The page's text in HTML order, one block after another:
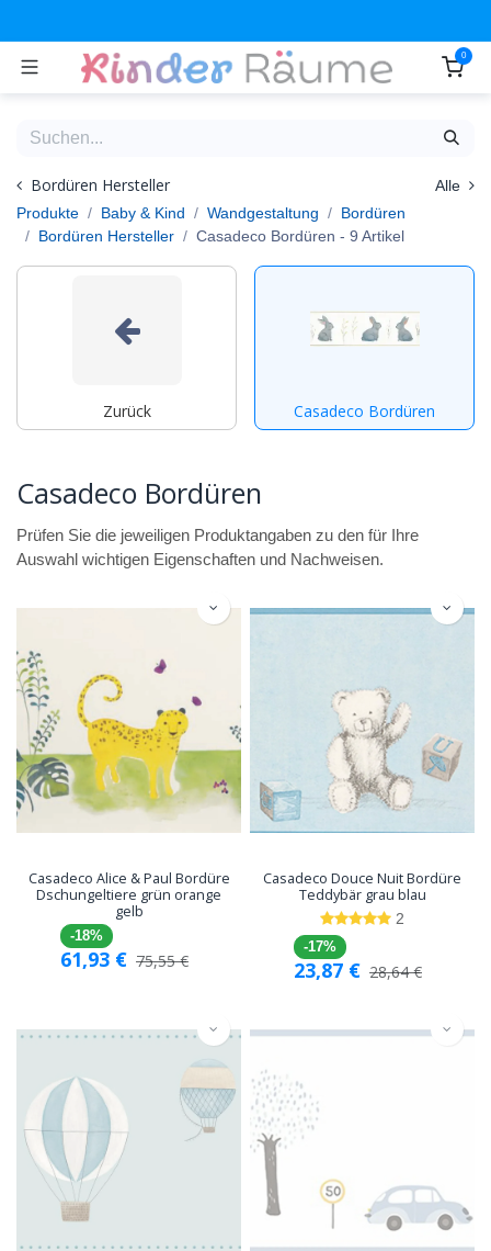
0
Bordüren Hersteller
Alle
Produkte
Baby & Kind Wandgestaltung
Bordüren
Bordüren Hersteller
Casadeco Bordüren - 9 Artikel
Zurück Casadeco Bordüren
Casadeco Bordüren
Prüfen Sie die jeweiligen Produktangaben zu den für Ihre
Auswahl wichtigen Eigenschaften und Nachweisen.
Casadeco Alice & Paul Bordüre
Dschungeltiere grün orange
gelb
-18%
61,93 € 75,55€
Casadeco Douce Nuit Bordüre
Teddybär grau blau
2
-17%
23,87 € 28,64€